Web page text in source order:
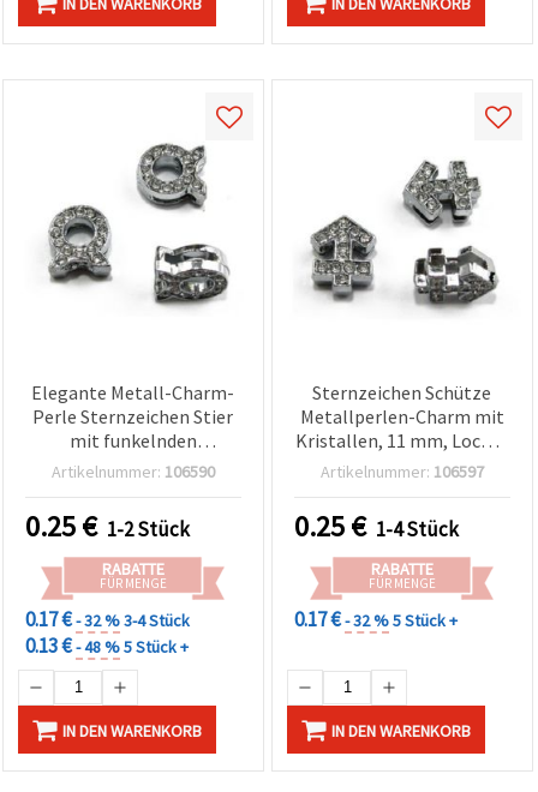
Elegante Metall-Charm-
Perle Sternzeichen Stier
mit funkelnden
Kristallen, 11 mm,
für Horoskop-Schmuck,
DIY-Schmuckherstellung
& Basteln
Artikelnummer: 106590
0.25€ 1-2 Stück
RABATTE
FÜR MENGE
0.17 €- 32 %3-4 Stück
0.13 €- 48 %5 Stück +
IN DEN WARENKORB
Sternzeichen Schütze
Metallperlen-Charm mit
Kristallen, 11 mm, Loch: 8
mm, silberfarben
Artikelnummer: 106597
0.25€ 1-4 Stück
RABATTE
FÜR MENGE
0.17 €- 32 %5 Stück +
IN DEN WARENKORB